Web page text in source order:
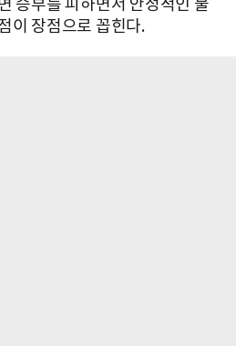
승부를 피하면서 안정적인 물
이 장점으로 꼽힌다.